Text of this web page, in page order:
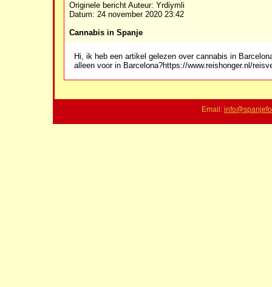
Originele bericht Auteur: Yrdiymli
Datum: 24 november 2020 23:42
Cannabis in Spanje
Hi, ik heb een artikel gelezen over cannabis in
alleen voor in Barcelona?https://www.reishonger.nl/
Email: